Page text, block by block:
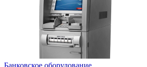
Банковское оборудование